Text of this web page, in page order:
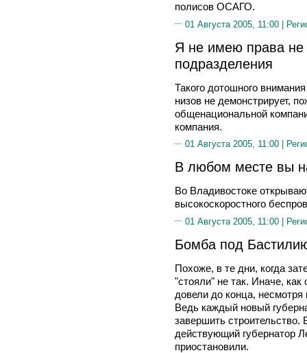
полисов ОСАГО.
01 Августа 2005, 11:00 |
Я не имею права не
подразделения
Такого дотошного
низов не демонстрирует,
общенациональной
компания.
01 Августа 2005, 11:00 |
В любом месте вы
Во Владивостоке
высокоскоростного
01 Августа 2005, 11:00 |
Бомба под
Похоже, в те дни, когда
"стояли" не так. Иначе, как
довели до конца,
Ведь каждый новый
завершить
действующий губернатор
приостановили.